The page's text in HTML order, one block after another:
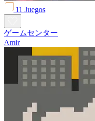
11 Juegos
ゲームセンター
Amir